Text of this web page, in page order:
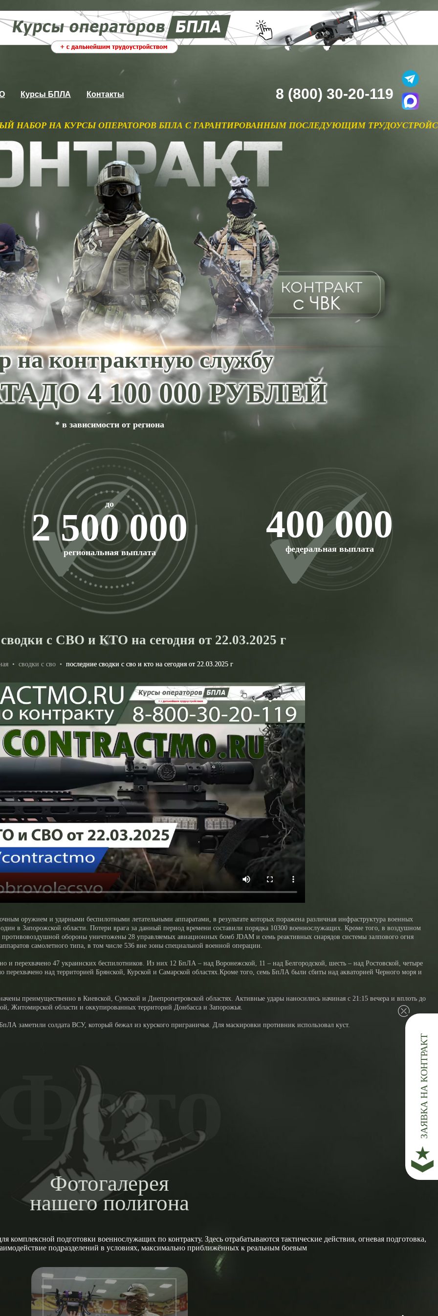
Курсы БПЛА Контакты 8 (800) 30-20-119
БПЛА С ГАРАНТИРОВАННЫМ ПОСЛЕДУЮЩИМ ТРУДОУСТРОЙСТВОМ В РУБИКОН
на контрактную службу
ДО 4 100 000 РУБЛЕЙ
* в зависимости от региона
до
2 500 000
региональная выплата
400 000
федеральная выплата
с СВО и КТО на сегодня от 22.03.2025 г
• сводки с сво • последние сводки с сво и кто на сегодня от 22.03.2025 г
оружием и ударными беспилотными летательными аппаратами, в результате которых поражена различная инфраструктура военных
в Запорожской области. Потери врага за данный период времени составили порядка 10300 военнослужащих. Кроме того, в воздушном
обороны уничтожены 28 управляемых авиационных бомб JDAM и семь реактивных снарядов системы залпового огня
самолетного типа, в том числе 536 вне зоны специальной военной операции.
перехвачено 47 украинских беспилотников. Из них 12 БпЛА – над Воронежской, 11 – над Белгородской, шесть – над Ростовской, четыре
над территорией Брянской, Курской и Самарской областях.Кроме того, семь БпЛА были сбиты над акваторией Черного моря и
преимущественно в Киевской, Сумской и Днепропетровской областях. Активные удары наносились начиная с 21:15 вечера и вплоть до
Житомирской области и оккупированных территорий Донбасса и Запорожья.
заметили солдата ВСУ, который бежал из курского приграничья. Для маскировки противник использовал куст.
Фотогалерея
нашего полигона
подготовки военнослужащих по контракту. Здесь отрабатываются тактические действия, огневая подготовка,
подразделений в условиях, максимально приближённых к реальным боевым
ЗАЯВКА НА КОНТРАКТ